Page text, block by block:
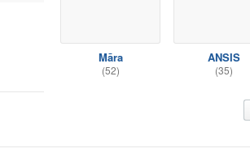
Māra
(52)
ANSIS
(35)